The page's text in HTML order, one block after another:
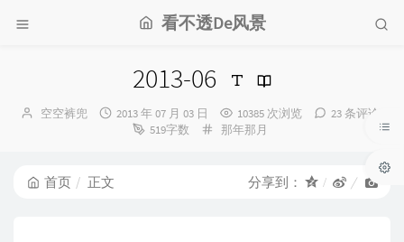
看不透De风景
2013-06
博
空空裤兜
发
2013 年 07 月 03 日 10385 次浏览
23 条评论
519字数
分
那年那月
首页 正文 分享到：